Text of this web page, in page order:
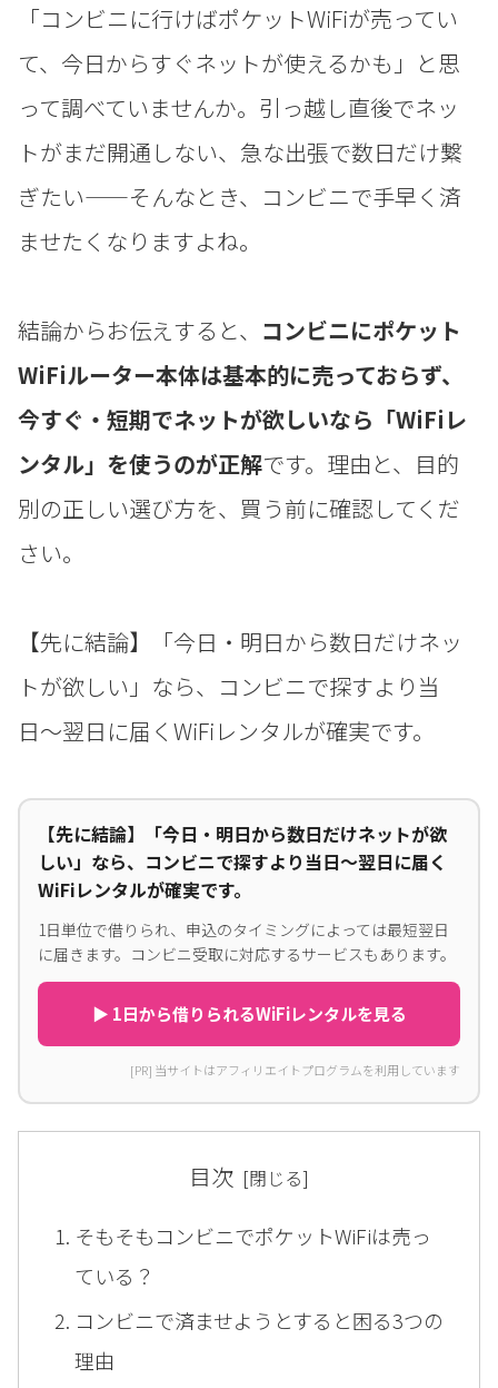
「コンビニに行けばポケットWiFiが売ってい
て、今日からすぐネットが使えるかも」と思
って調べていませんか。引っ越し直後でネッ
トがまだ開通しない、急な出張で数日だけ繋
ぎたい——そんなとき、コンビニで手早く済
ませたくなりますよね。
結論からお伝えすると、 コンビニにポケット
WiFiルーター本体は基本的に売っておらず、
今すぐ・短期でネットが欲しいなら「WiFiレ
ンタル」を使うのが正解です。理由と、目的
別の正しい選び方を、買う前に確認してくだ
さい。
【先に結論】「今日・明日から数日だけネッ
トが欲しい」なら、コンビニで探すより当
日〜翌日に届くWiFiレンタルが確実です。
【先に結論】「今日・明日から数日だけネットが欲
しい」なら、コンビニで探すより当日〜翌日に届く
WiFiレンタルが確実です。
1日単位で借りられ、申込のタイミングによっては最短翌日
に届きます。コンビニ受取に対応するサービスもあります。
▶ 1日から借りられるWiFiレンタルを見る
[PR] 当サイトはアフィリエイトプログラムを利用しています
目次
そもそもコンビニでポケットWiFiは売っ
ている？
コンビニで済ませようとすると困る3つの
理由